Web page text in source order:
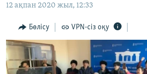
Skip
Search
ӘЛЕУМЕТ
ӘЛЕМ
АРНАЙЫ ЖОБАЛАР
Русский
12 ақпан 2020 жыл, 12:33
Бөлісу VPN-сіз оқу